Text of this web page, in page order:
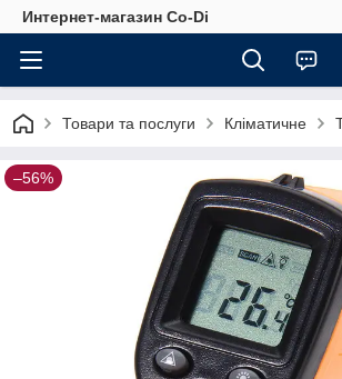
Интернет-магазин Co-Di
Товари та послуги Кліматичне
–56%